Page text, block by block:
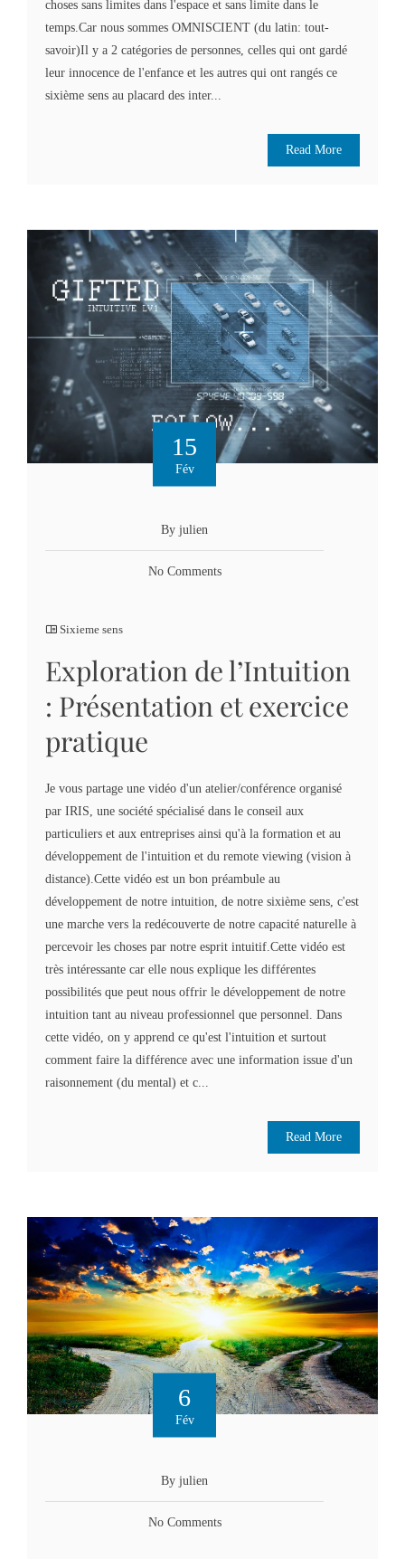
choses sans limites dans l'espace et sans limite dans le
temps.Car nous sommes OMNISCIENT (du latin: tout-
savoir)Il y a 2 catégories de personnes, celles qui ont gardé
leur innocence de l'enfance et les autres qui ont rangés ce
sixième sens au placard des inter...
Read More
15
Fév
By julien
No Comments
Sixieme sens
Exploration de l’Intuition
: Présentation et exercice
pratique
Je vous partage une vidéo d'un atelier/conférence organisé
par IRIS, une société spécialisé dans le conseil aux
particuliers et aux entreprises ainsi qu'à la formation et au
développement de l'intuition et du remote viewing (vision à
distance).Cette vidéo est un bon préambule au
développement de notre intuition, de notre sixième sens, c'est
une marche vers la redécouverte de notre capacité naturelle à
percevoir les choses par notre esprit intuitif.Cette vidéo est
très intéressante car elle nous explique les différentes
possibilités que peut nous offrir le développement de notre
intuition tant au niveau professionnel que personnel. Dans
cette vidéo, on y apprend ce qu'est l'intuition et surtout
comment faire la différence avec une information issue d'un
raisonnement (du mental) et c...
Read More
6
Fév
By julien
No Comments